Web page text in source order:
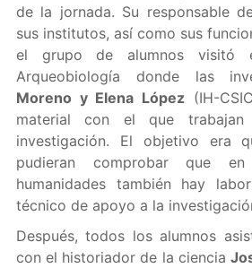
de la jornada. Su responsable
sus institutos, así como sus
el grupo de alumnos visitó
Arqueobiología donde las
Moreno y Elena López (IH-
material con el que
investigación. El objetivo era
pudieran comprobar que
humanidades también hay
técnico de apoyo a la
Después, todos los alumnos
con el historiador de la ciencia